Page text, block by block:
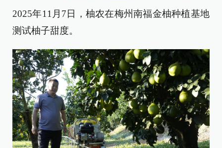
2025年11月7日，柚农在梅州南福金柚种植基地
测试柚子甜度。